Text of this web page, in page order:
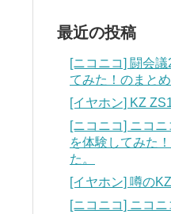
最近の投稿
[ニコニコ] 闘会
てみた！のまと
[イヤホン] KZ
[ニコニコ] ニコ
を体験してみた
た。
[イヤホン] 噂の
[ニコニコ] ニコ